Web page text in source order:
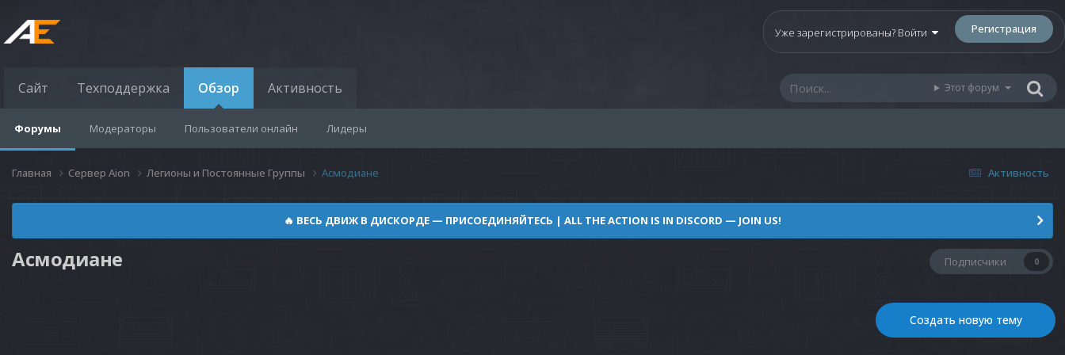
Уже зарегистрированы? Войти Регистрация
Сайт Техподдержка Обзор
Форумы Модераторы Пользователи онлайн Лидеры
Активность Этот форум
Активность
Главная Сервер Aion Легионы и Постоянные Группы Асмодиане
🔥 ВЕСЬ ДВИЖ В ДИСКОРДЕ — ПРИСОЕДИНЯЙТЕСЬ | ALL THE ACTION IS IN DISCORD — JOIN US!
Асмодиане Подписчики 0
Создать новую тему